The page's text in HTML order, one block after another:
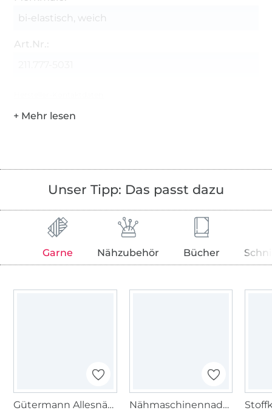
bi-elastisch, weich
Art.Nr.:
Unser Tipp: Das passt dazu
Garne Nähzubehör Bücher
Gütermann Allesnäher (018) grün Nähmaschinennadeln 130/705, Jersey 70-90